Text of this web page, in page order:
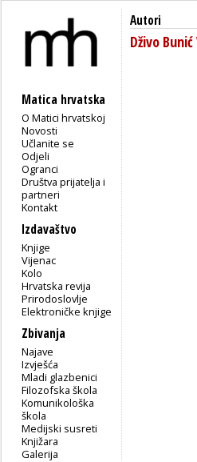
Matica hrvatska
O Matici hrvatskoj
Novosti
Učlanite se
Odjeli
Ogranci
Društva prijatelja i
partneri
Kontakt
Izdavaštvo
Knjige
Vijenac
Kolo
Hrvatska revija
Prirodoslovlje
Elektroničke knjige
Zbivanja
Najave
Izvješća
Mladi glazbenici
Filozofska škola
Komunikološka
škola
Medijski susreti
Knjižara
Galerija
Autori
Dživo Bunić